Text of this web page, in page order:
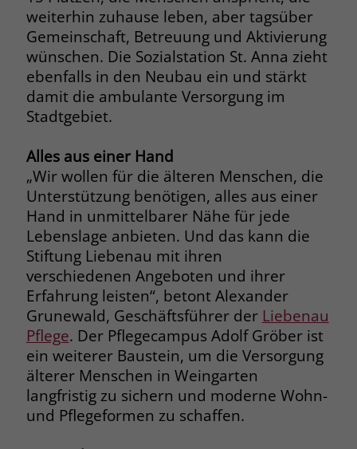
weiterhin zuhause leben, aber tagsüber
Gemeinschaft, Betreuung und Aktivierung
wünschen. Die Sozialstation St. Anna zieht
ebenfalls in den Neubau ein und stärkt
damit die ambulante Versorgung im
Stadtgebiet.
Alles aus einer Hand
„Wir wollen für die älteren Menschen, die
Unterstützung benötigen, alles aus einer
Hand in unmittelbarer Nähe für jede
Lebenslage anbieten. Und das kann die
Stiftung Liebenau mit ihren
verschiedenen Angeboten und ihrer
Erfahrung leisten“, betont Alexander
Grunewald, Geschäftsführer der Liebenau
Pflege. Der Pflegecampus Adolf Gröber ist
ein weiterer Baustein, um die Versorgung
älterer Menschen in Weingarten
langfristig zu sichern und moderne Wohn-
und Pflegeformen zu schaffen.
Anbieter jobs.stiftung-liebenau.de
Laufzeit Session
Zweck
Behält die Zustände des Benutzers bei
allen Seitenanfragen bei.
Anbieter Google Ads
Laufzeit 90 Tage
Dieses Cookie wird gesetzt, wenn ein
User über einen Klick auf eine Google
Werbeanzeige auf die Website gelangt.
Es enthält Informationen darüber,
sodass erzielte Erfolge wie z.B.
Bestellungen oder Kontaktanfragen der
Anzeige zugewiesen werden können.
Name _gcl_dc
Anbieter Google Ads
Laufzeit 90 Tage
Zweck
Dieses Cookie wird gesetzt, wenn ein
User über einen Klick auf eine Google
Werbeanzeige auf die Website gelangt.
Es enthält Informationen darüber,
welche Werbeanzeige geklickt wurde,